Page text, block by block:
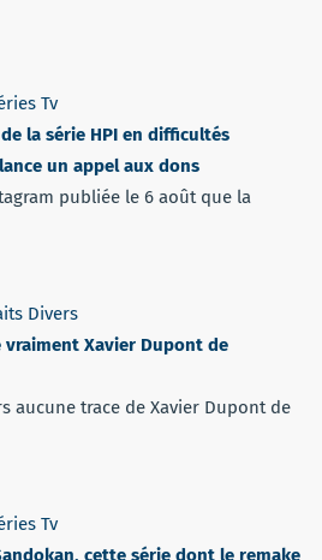
Tv
la série HPI en difficultés
un appel aux dons
publiée le 6 août que la
Divers
vraiment Xavier Dupont de
aucune trace de Xavier Dupont de
Tv
cette série dont le remake